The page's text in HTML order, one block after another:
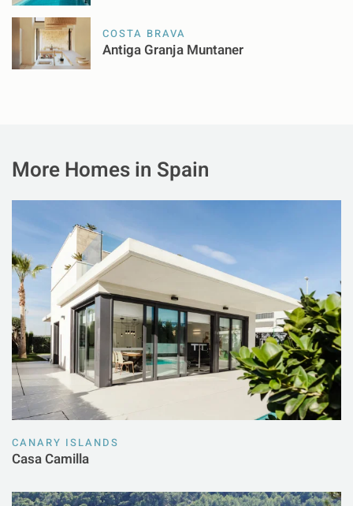
COSTA BRAVA
Antiga Granja Muntaner
More Homes in Spain
CANARY ISLANDS
Casa Camilla